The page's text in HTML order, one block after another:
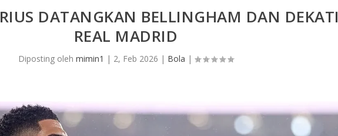
DATANGKAN BELLINGHAM DAN DEKATI
REAL MADRID
Diposting oleh mimin1 | 2, Feb 2026 | Bola |